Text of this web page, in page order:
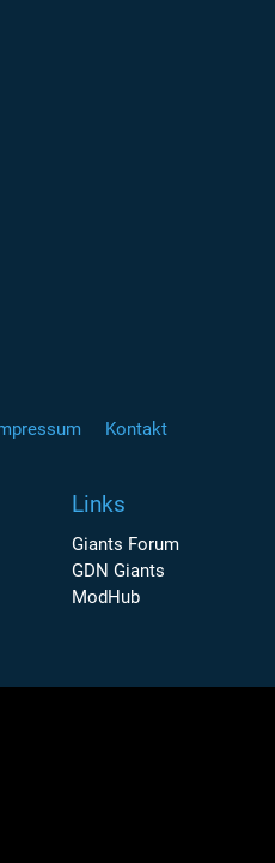
Kontakt
Links
Giants Forum
GDN Giants
ModHub